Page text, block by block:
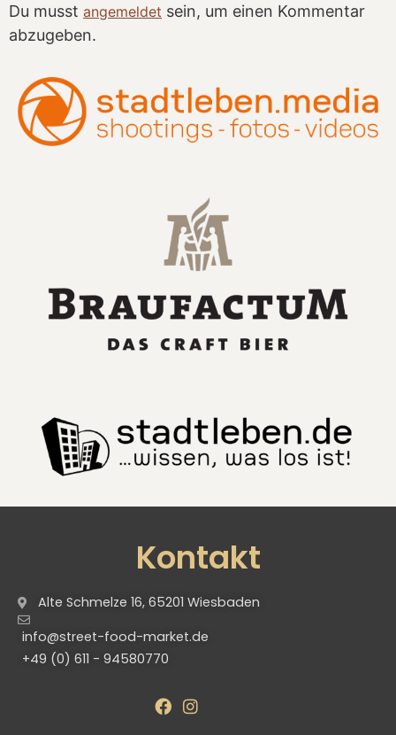
Du musst angemeldet sein, um einen Kommentar
abzugeben.
Kontakt
Alte Schmelze 16, 65201 Wiesbaden
info@street-food-market.de
+49 (0) 611 - 94580770